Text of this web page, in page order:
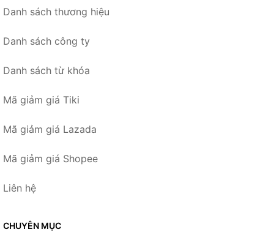
Danh sách thương hiệu
Danh sách công ty
Danh sách từ khóa
Mã giảm giá Tiki
Mã giảm giá Lazada
Mã giảm giá Shopee
Liên hệ
CHUYÊN MỤC